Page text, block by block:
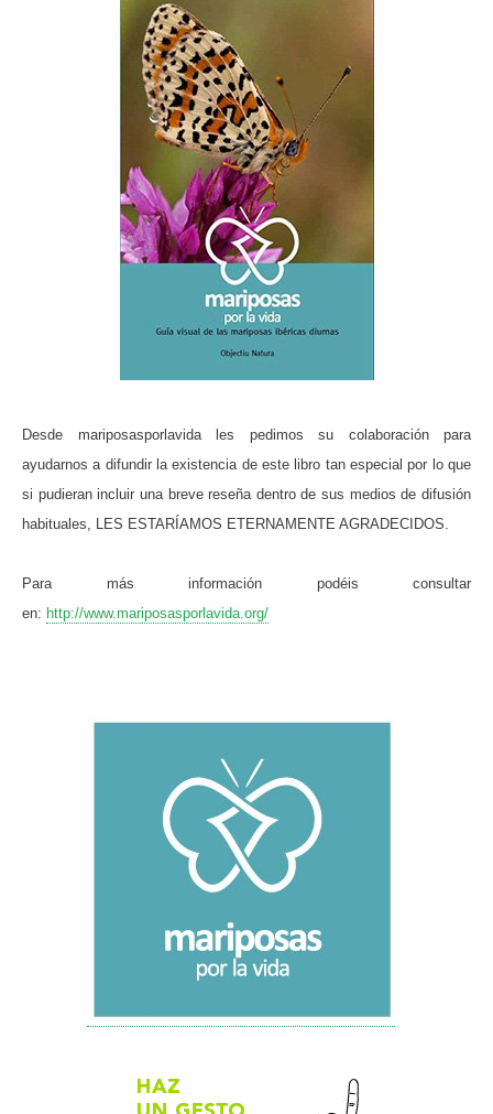
Desde mariposasporlavida les pedimos su colaboración para
ayudarnos a difundir la existencia de este libro tan especial por lo que
si pudieran incluir una breve reseña dentro de sus medios de difusión
habituales, LES ESTARÍAMOS ETERNAMENTE AGRADECIDOS.
Para más información podéis consultar
en: http://www.mariposasporlavida.org/